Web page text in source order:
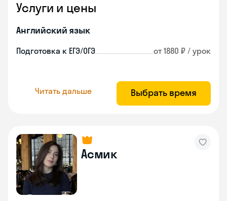
Услуги и цены
Английский язык
Подготовка к ЕГЭ/ОГЭ от 1880 ₽ / урок
Читать дальше Выбрать время
Асмик